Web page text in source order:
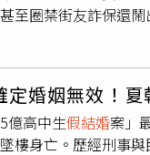
批已構成網路霸凌
桌，也選了個5月20
暫時沒有工作，全
很可能又要被遣返，
三重戶政事務所，正
人員卻潑了桶冷水
處奔走，目前訴願
「黑歷史」搞得被
至圈禁街友詐保還
名連上瑩的女友連
，以他們的名義向銀
友等弱勢族群的「
無關）直到梁男父
曝光。警方破門攻
定婚姻無效！
億高中生假結婚案」
樓身亡。歷經刑事